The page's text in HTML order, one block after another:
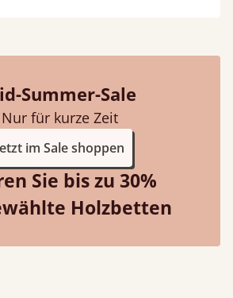
Summer-Sale
Nur für kurze Zeit
im Sale shoppen
Sie bis zu 30%
Holzbetten